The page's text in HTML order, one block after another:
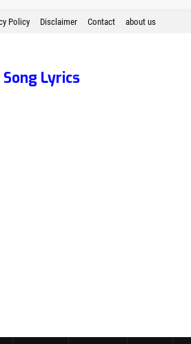
Policy Disclaimer Contact about us
Lyrics